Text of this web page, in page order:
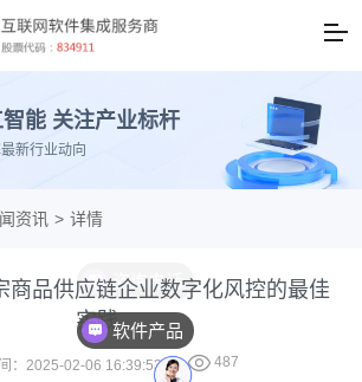
能 关注产业标杆
新行业动向
资讯 > 详情
商品供应链企业数字化风控的最佳
实践
：2025-02-06 16:39:53  487
软件产品